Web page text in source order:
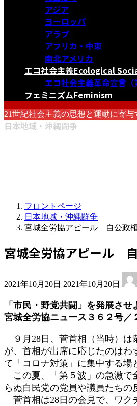
アジア
ヨーロッパ
アラブ
アフリカ・中東
南北アメリカ
エコ社会主義Ecological
エコ社会主義革命宣言〈
フェミニズムFeminism
21世紀社会主義の思想と運動に寄
日本地域・沖縄闘争
フロントページ
日本地域・沖縄闘争
宮城全労協アピール 自公政
宮城全労協アピール
2021年10月20日 終
新
日
:
2021年10月20日
「市民・野党共闘」を発展させ
宮城全労協ニュース３６２号／
９月28日、菅首相（当時）は
が、首相が出席に応じたのはわ
て「コロナ対策」に集中する場
この夏、「第５波」の急激で
らぬ自民党の党員や議員たちの
菅首相は28日の会見で、ワク